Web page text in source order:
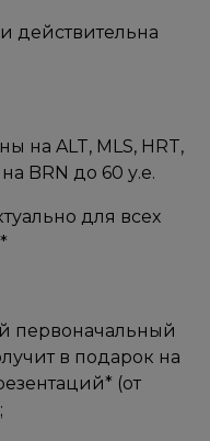
действительна
на ALT, MLS, HRT,
BRN до 60 у.е.
для всех
первоначальный
в подарок на
(от